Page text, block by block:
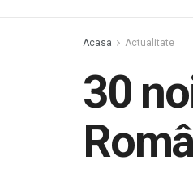
Acasa Actualitate
30